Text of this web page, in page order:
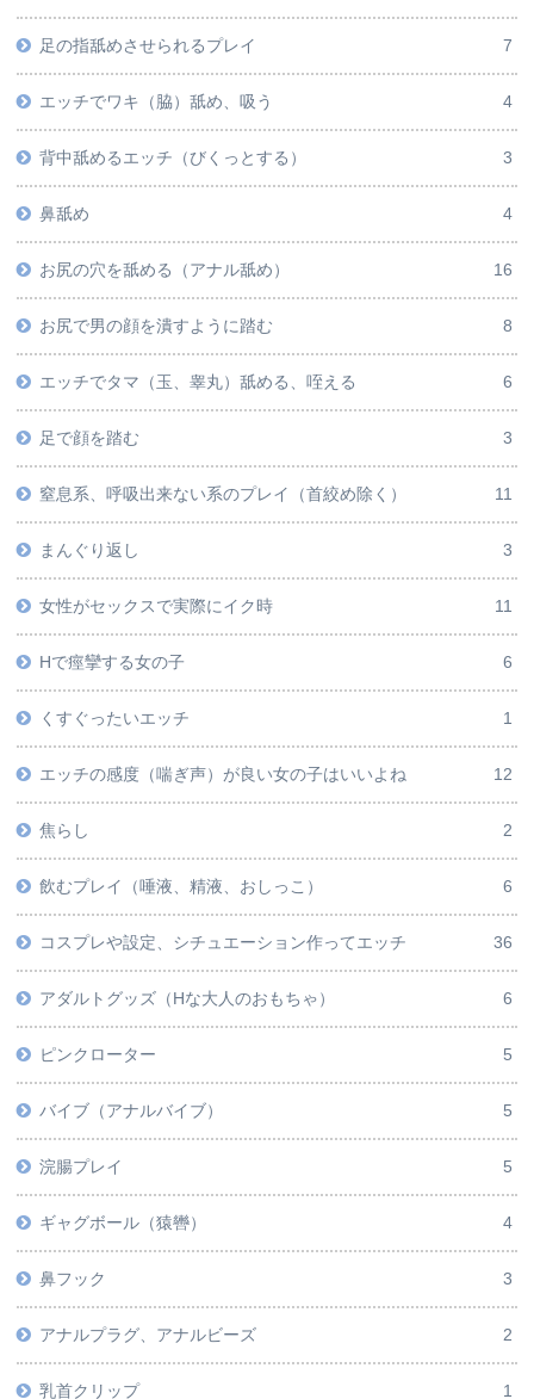
足の指舐めさせられるプレイ 7
エッチでワキ（脇）舐め、吸う 4
背中舐めるエッチ（びくっとする） 3
鼻舐め 4
お尻の穴を舐める（アナル舐め） 16
お尻で男の顔を潰すように踏む 8
エッチでタマ（玉、睾丸）舐める、咥える 6
足で顔を踏む 3
窒息系、呼吸出来ない系のプレイ（首絞め除く） 11
まんぐり返し 3
女性がセックスで実際にイク時 11
Hで痙攣する女の子 6
くすぐったいエッチ 1
エッチの感度（喘ぎ声）が良い女の子はいいよね 12
焦らし 2
飲むプレイ（唾液、精液、おしっこ） 6
コスプレや設定、シチュエーション作ってエッチ 36
アダルトグッズ（Hな大人のおもちゃ） 6
ピンクローター 5
バイブ（アナルバイブ） 5
浣腸プレイ 5
ギャグボール（猿轡） 4
鼻フック 3
アナルプラグ、アナルビーズ 2
乳首クリップ 1